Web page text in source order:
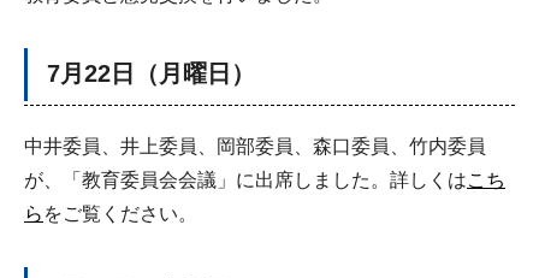
7月22日（月曜日）
中井委員、井上委員、岡部委員、森口委員、竹内委員
が、「教育委員会会議」に出席しました。詳しくはこち
ら をご覧ください。